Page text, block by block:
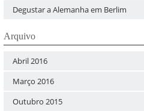
Degustar a Alemanha em Berlim
Arquivo
Abril 2016
Março 2016
Outubro 2015